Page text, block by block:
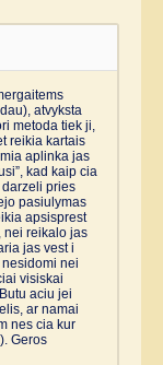
atvyksta
metoda tiek ji,
reikia kartais
aplinka jas
kad kaip cia
pries
pasiulymas
apsisprest
nei reikalo jas
jas vest i
nei
visiskai
aciu jei
ar namai
nes cia kur
Geros